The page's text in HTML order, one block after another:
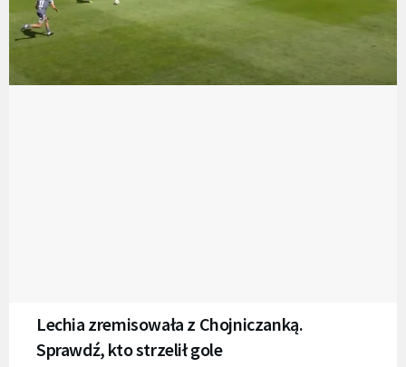
Lechia zremisowała z Chojniczanką.
Sprawdź, kto strzelił gole